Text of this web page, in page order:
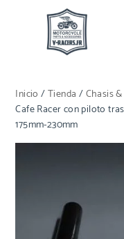
Inicio /Tienda /Chasis
Cafe Racer con piloto
175mm-230mm